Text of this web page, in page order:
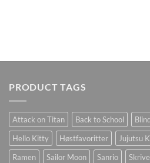
PRODUCT TAGS
Attack on Titan Back to School
Hello Kitty
Høstfavoritter Jujutsu
Ramen
Sailor Moon Sanrio